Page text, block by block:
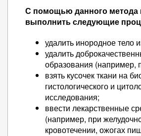
С помощью данного
выполнить следующие
удалить инородное тело
удалить
образования (например,
взять кусочек ткани на
гистологического и
исследования;
ввести лекарственные
(например, при
кровотечении, ожогах